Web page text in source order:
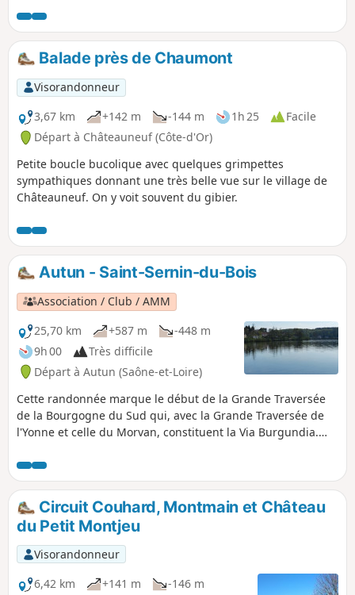
Canal de Bourgogne.
Balade près de Chaumont
Visorandonneur
3,67 km
+142 m -144 m 1h 25
Facile
Départ à Châteauneuf (Côte-d'Or)
Petite boucle bucolique avec quelques grimpettes
sympathiques donnant une très belle vue sur le village de
Châteauneuf. On y voit souvent du gibier.
Autun - Saint-Sernin-du-Bois
Association / Club / AMM
25,70 km
+587 m
-448 m
9h 00
Très difficile
Départ à Autun (Saône-et-Loire)
Cette randonnée marque le début de la Grande Traversée
de la Bourgogne du Sud qui, avec la Grande Traversée de
l'Yonne et celle du Morvan, constituent la Via Burgundia.
rejoindre Mâcon en traversant l'histoire au travers d'un
patrimoine, et dans les paysages les plus divers.
Circuit Couhard, Montmain et Château
du Petit Montjeu
Visorandonneur
6,42 km
+141 m
-146 m